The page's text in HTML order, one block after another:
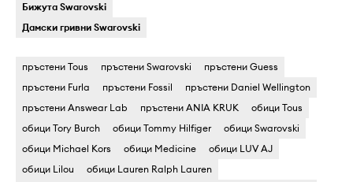
Бижута Swarovski
Дамски гривни Swarovski
пръстени Tous пръстени Swarovski
пръстени Guess
пръстени Furla
пръстени Fossil
пръстени Daniel Wellington
пръстени Answear Lab
пръстени ANIA KRUK
обици Tous
обици Tory Burch
обици Tommy Hilfiger
обици Swarovski
обици Michael Kors
обици Medicine
обици LUV AJ
обици Lilou
обици Lauren Ralph Lauren